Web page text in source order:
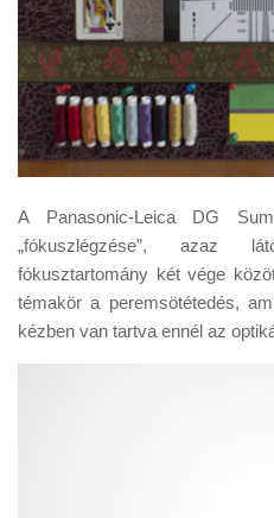
A Panasonic-Leica DG
„fókuszlégzése”, azaz
fókusztartomány két vége
témakör a peremsötétedés,
kézben van tartva ennél az